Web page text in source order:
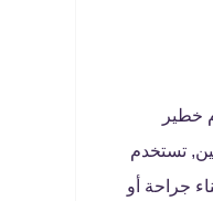
خطير
تستخدم
جراحة أو